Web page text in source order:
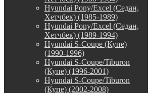
Hyundai Pony/Excel (Седан,
Хетчбек) (1985-1989)
Hyundai Pony/Excel (Седан,
Хетчбек) (1989-1994)
Hyundai S-Coupe (Купе)
(1990-1996)
Hyundai S-Coupe/Tiburon
(Купе) (1996-2001)
Hyundai S-Coupe/Tiburon
(Купе) (2002-2008)